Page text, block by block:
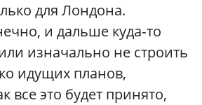
для Лондона.
и дальше куда‑то
изначально не строить
идущих планов,
все это будет принято,